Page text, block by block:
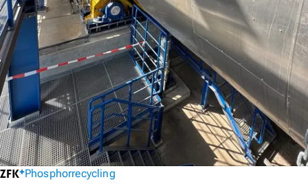
Phosphorrecycling